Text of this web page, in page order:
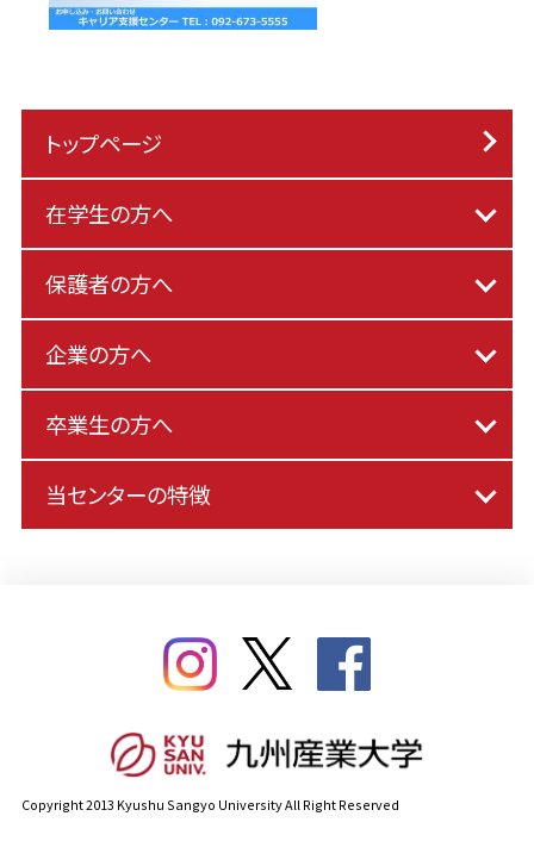
トップページ
在学生の方へ
保護者の方へ
企業の方へ
卒業生の方へ
当センターの特徴
Copyright 2013 Kyushu Sangyo University All Right Reserved